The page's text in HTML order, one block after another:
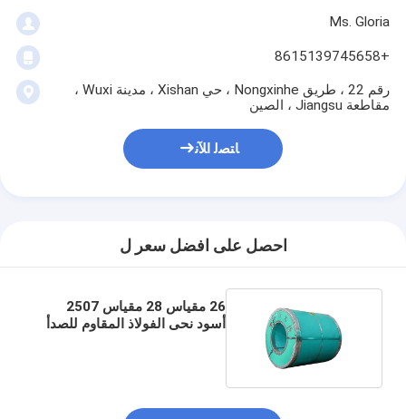
Ms. Gloria
+8615139745658
رقم 22 ، طريق Nongxinhe ، حي Xishan ، مدينة Wuxi ،
مقاطعة Jiangsu ، الصين
ﺎﺘﺼﻟ ﺍﻶﻧ
احصل على افضل سعر ل
26 مقياس 28 مقياس 2507
أسود نحى الفولاذ المقاوم للصدأ